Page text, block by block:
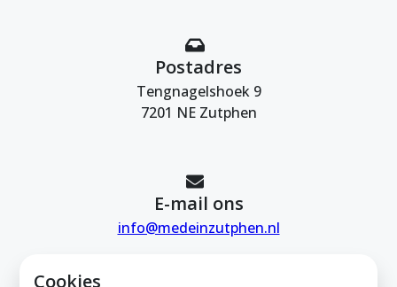
Cookies
Postadres
Tengnagelshoek 9
7201 NE Zutphen
E-mail ons
info@medeinzutphen.nl